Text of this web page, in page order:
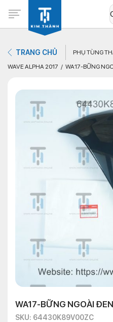
Không có sản
TRANG CHỦ PHỤ TÙNG
WAVE ALPHA 2017
WA17-BỮNG
WA17-BỮNG NGOÀI
SKU: 64430K89V00ZC